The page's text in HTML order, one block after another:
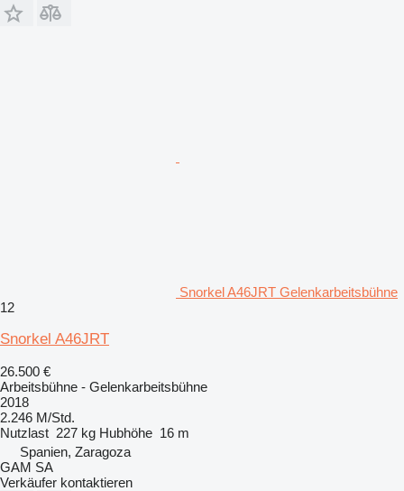
Snorkel A46JRT Gelenkarbeitsbühne
12
Snorkel A46JRT
26.500 €
Arbeitsbühne - Gelenkarbeitsbühne
2018
2.246 M/Std.
Nutzlast 227 kg Hubhöhe 16 m
Spanien, Zaragoza
GAM SA
Verkäufer kontaktieren